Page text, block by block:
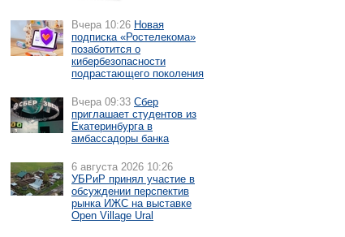
Вчера 10:26 Новая
подписка «Ростелекома»
позаботится о
кибербезопасности
подрастающего поколения
Вчера 09:33 Сбер
приглашает студентов из
Екатеринбурга в
амбассадоры банка
6 августа 2026 10:26
УБРиР принял участие в
обсуждении перспектив
рынка ИЖС на выставке
Open Village Ural